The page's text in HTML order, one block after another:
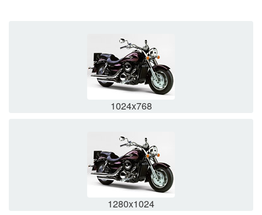
1024x768
1280x1024